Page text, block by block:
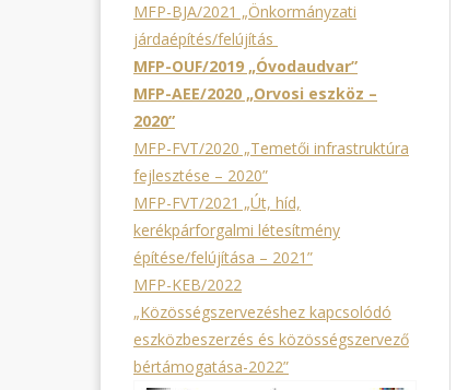
MFP-BJA/2021 „Önkormányzati
járdaépítés/felújítás
MFP-OUF/2019 „Óvodaudvar”
MFP-AEE/2020 „Orvosi eszköz –
2020”
MFP-FVT/2020 „Temetői infrastruktúra
fejlesztése – 2020”
MFP-FVT/2021 „Út, híd,
kerékpárforgalmi létesítmény
építése/felújítása – 2021”
MFP-KEB/2022
„Közösségszervezéshez kapcsolódó
eszközbeszerzés és közösségszervező
bértámogatása-2022”